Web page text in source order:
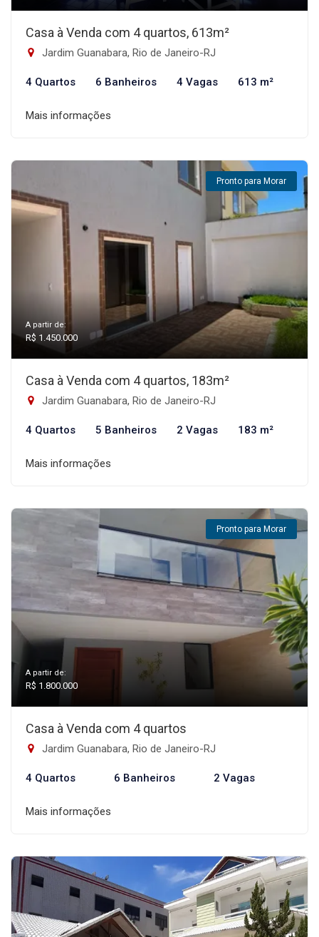
Casa à Venda com 4 quartos, 613m²
Jardim Guanabara, Rio de Janeiro-RJ
4 Quartos 6 Banheiros 4 Vagas 613 m²
Mais informações
Pronto para Morar
A partir de:
R$ 1.450.000
Casa à Venda com 4 quartos, 183m²
Jardim Guanabara, Rio de Janeiro-RJ
4 Quartos 5 Banheiros 2 Vagas 183 m²
Mais informações
Pronto para Morar
A partir de:
R$ 1.800.000
Casa à Venda com 4 quartos
Jardim Guanabara, Rio de Janeiro-RJ
4 Quartos 6 Banheiros 2 Vagas
Mais informações